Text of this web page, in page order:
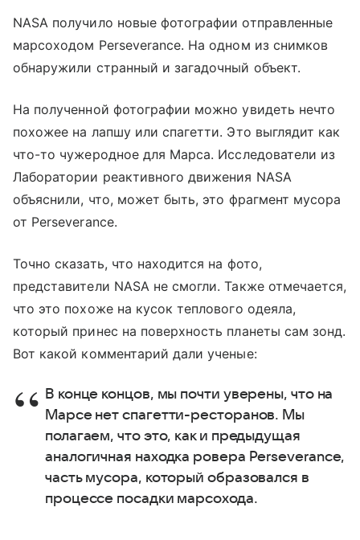
NASA получило новые фотографии отправленные
марсоходом Perseverance. На одном из снимков
обнаружили странный и загадочный объект.
На полученной фотографии можно увидеть нечто
похожее на лапшу или спагетти. Это выглядит как
что-то чужеродное для Марса. Исследователи из
Лаборатории реактивного движения NASA
объяснили, что, может быть, это фрагмент мусора
от Perseverance.
Точно сказать, что находится на фото,
представители NASA не смогли. Также отмечается,
что это похоже на кусок теплового одеяла,
который принес на поверхность планеты сам зонд.
Вот какой комментарий дали ученые:
В конце концов, мы почти уверены, что на
Марсе нет спагетти-ресторанов. Мы
полагаем, что это, как и предыдущая
аналогичная находка ровера Perseverance,
часть мусора, который образовался в
процессе посадки марсохода.